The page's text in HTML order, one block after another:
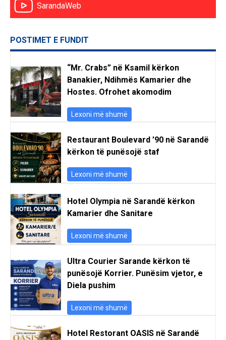
SarandaWeb
POSTIMET E FUNDIT
“Mr. Crabs” në Ksamil kërkon
Banakier, Ndihmës Kamarier dhe
Hostes. Ofrohet akomodim
Lexoni më shumë
Restaurant Boulevard ’90 në Sarandë
kërkon të punësojë staf
Lexoni më shumë
Hotel Olympia në Sarandë kërkon
Kamarier dhe Sanitare
Lexoni më shumë
Ultra Courier Sarande kërkon të
punësojë Korrier. Punësim vjetor, e
Diela pushim
Lexoni më shumë
Hotel Restorant OASIS në Sarandë